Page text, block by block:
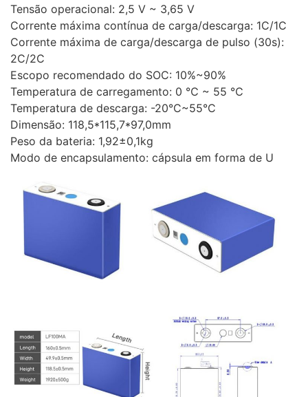
Tensão operacional: 2,5 V ~ 3,65 V
Corrente máxima contínua de carga/descarga: 1C/1C
Corrente máxima de carga/descarga de pulso (30s):
2C/2C
Escopo recomendado do SOC: 10%~90%
Temperatura de carregamento: 0 ℃ ~ 55 ℃
Temperatura de descarga: -20°C~55°C
Dimensão: 118,5*115,7*97,0mm
Peso da bateria: 1,92±0,1kg
Modo de encapsulamento: cápsula em forma de U